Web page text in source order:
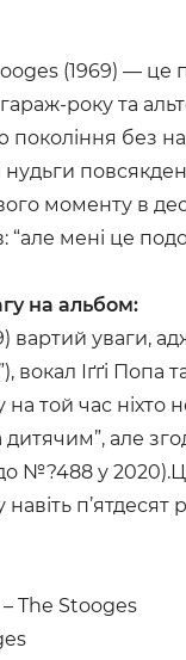
(1969) — це
року та
без
нудьги
моменту в
мені це
на альбом:
вартий уваги,
вокал Іґґі
на той час
але
№?488 у
п’ятдесят
The Stooges